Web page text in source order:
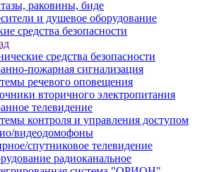
раковины, биде
и душевое оборудование
средства безопасности
средства безопасности
пожарная сигнализация
речевого оповещения
вторичного электропитания
телевидение
контроля и управления доступом
видеодомофоны
спутниковое телевидение
радиоканальное